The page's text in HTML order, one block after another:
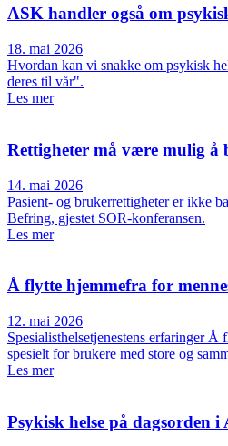
ASK handler også om
18. mai 2026
Hvordan kan vi snakke om psykisk
deres til vår".
Les mer
Rettigheter må være mulig å
14. mai 2026
Pasient- og brukerrettigheter er ikke
Befring, gjestet SOR-konferansen.
Les mer
Å flytte hjemmefra for
12. mai 2026
Spesialisthelsetjenestens erfaringer
spesielt for brukere med store og
Les mer
Psykisk helse på dagsorden i